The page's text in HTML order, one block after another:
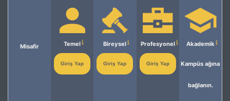
Misafir Temel
Giriş Yap
Bireysel
Giriş Yap
Profesyonel
Giriş Yap
Akademik
Kampüs ağına
bağlanın.